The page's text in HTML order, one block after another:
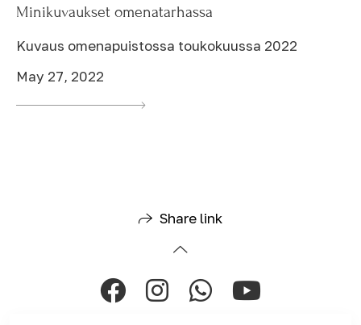
Minikuvaukset omenatarhassa
Kuvaus omenapuistossa toukokuussa 2022
May 27, 2022
Share link